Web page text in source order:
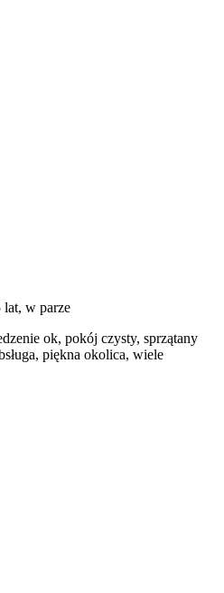
lat, w parze
ok, pokój czysty, sprzątany
piękna okolica, wiele